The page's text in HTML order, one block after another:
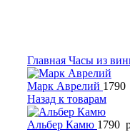
Главная Часы из
Марк Аврелий 1790
Назад к товарам
Альбер Камю 1790